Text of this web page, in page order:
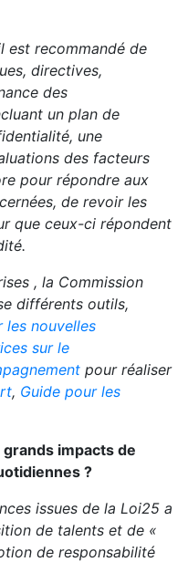
est recommandé de
directives,
des
un plan de
une
des facteurs
pour répondre aux
de revoir les
que ceux-ci répondent
, la Commission
différents outils,
les nouvelles
sur le
pour réaliser
, Guide pour les
impacts de
?
issues de la Loi25 a
de talents et de «
de responsabilité